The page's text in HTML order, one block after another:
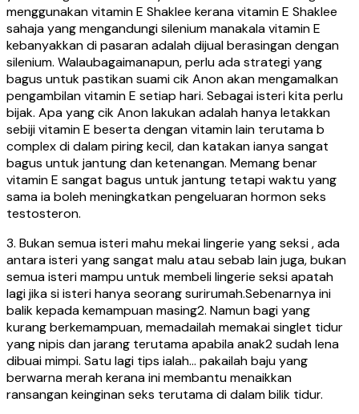
menggunakan vitamin E Shaklee kerana vitamin E Shaklee
sahaja yang mengandungi silenium manakala vitamin E
kebanyakkan di pasaran adalah dijual berasingan dengan
silenium. Walaubagaimanapun, perlu ada strategi yang
bagus untuk pastikan suami cik Anon akan mengamalkan
pengambilan vitamin E setiap hari. Sebagai isteri kita perlu
bijak. Apa yang cik Anon lakukan adalah hanya letakkan
sebiji vitamin E beserta dengan vitamin lain terutama b
complex di dalam piring kecil, dan katakan ianya sangat
bagus untuk jantung dan ketenangan. Memang benar
vitamin E sangat bagus untuk jantung tetapi waktu yang
sama ia boleh meningkatkan pengeluaran hormon seks
testosteron.
3. Bukan semua isteri mahu mekai lingerie yang seksi , ada
antara isteri yang sangat malu atau sebab lain juga, bukan
semua isteri mampu untuk membeli lingerie seksi apatah
lagi jika si isteri hanya seorang surirumah.Sebenarnya ini
balik kepada kemampuan masing2. Namun bagi yang
kurang berkemampuan, memadailah memakai singlet tidur
yang nipis dan jarang terutama apabila anak2 sudah lena
dibuai mimpi. Satu lagi tips ialah… pakailah baju yang
berwarna merah kerana ini membantu menaikkan
ransangan keinginan seks terutama di dalam bilik tidur.